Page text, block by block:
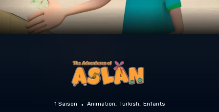
1 Saison Animation Turkish Enfants